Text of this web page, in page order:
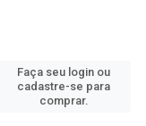
Faça seu login ou
cadastre-se para
comprar.